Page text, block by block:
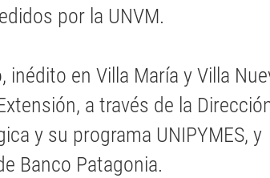
por la UNVM.
en Villa María y Villa
a través de la
y su programa UNIPYMES, y
Banco Patagonia.